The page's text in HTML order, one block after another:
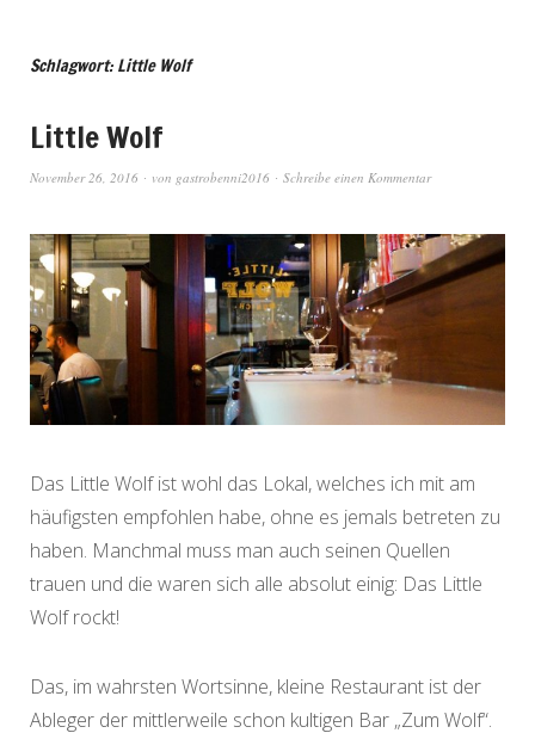
Schlagwort: Little Wolf
Little Wolf
November 26, 2016 von gastrobenni2016 Schreibe einen Kommentar
Das Little Wolf ist wohl das Lokal, welches ich mit am
häufigsten empfohlen habe, ohne es jemals betreten zu
haben. Manchmal muss man auch seinen Quellen
trauen und die waren sich alle absolut einig: Das Little
Wolf rockt!
Das, im wahrsten Wortsinne, kleine Restaurant ist der
Ableger der mittlerweile schon kultigen Bar „Zum Wolf“.